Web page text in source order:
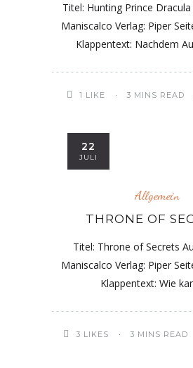
Titel: Hunting Prince
Maniscalco Verlag: Piper
Klappentext: Nachdem
1 LIKE 3 MINS READ
22
JULI
Allgemein
THRONE OF
Titel: Throne of Secrets
Maniscalco Verlag: Piper
Klappentext: Wie
3 LIKES 3 MINS READ